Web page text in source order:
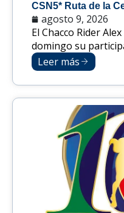
CSN5* Ruta de la
agosto 9, 2026
El Chacco Rider
domingo su
Leer más